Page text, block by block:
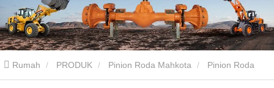
Rumah PRODUK Pinion Roda Mahkota Pinion Roda